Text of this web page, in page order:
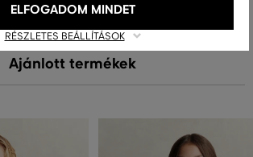
Ajánlott termékek
RÉSZLETES BEÁLLÍTÁSOK
ELFOGADOM MINDET